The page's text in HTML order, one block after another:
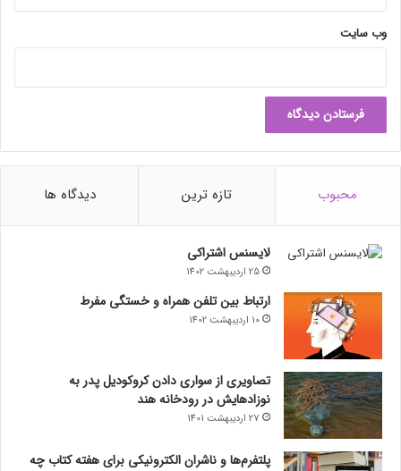
وب‌ سایت
محبوب تازه ترین دیدگاه ها
لایسنس اشتراکی
25 اردیبهشت 1402
ارتباط بین تلفن همراه و خستگی مفرط
10 اردیبهشت 1402
تصاویری از سواری دادن کروکودیل پدر به
نوزادهایش در رودخانه هند
27 اردیبهشت 1401
پلتفرم‌ها و ناشران الکترونیکی برای هفته کتاب چه